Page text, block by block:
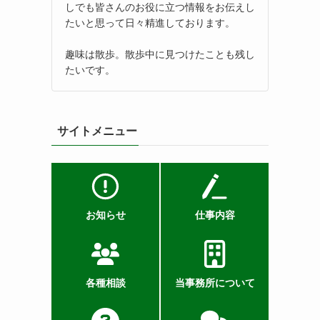
しでも皆さんのお役に立つ情報をお伝えし
たいと思って日々精進しております。
趣味は散歩。散歩中に見つけたことも残し
たいです。
サイトメニュー
お知らせ 仕事内容
各種相談 当事務所について